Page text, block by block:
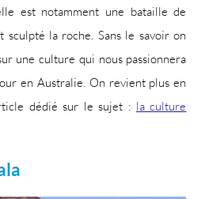
est notamment une bataille de
sculpté la roche. Sans le savoir on
une culture qui nous passionnera
en Australie. On revient plus en
dédié sur le sujet : la culture